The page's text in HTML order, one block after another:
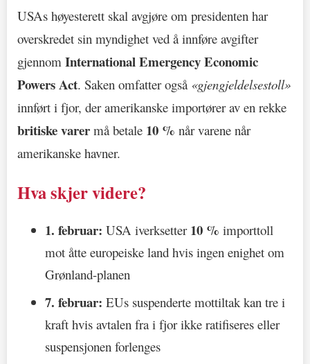
USAs høyesterett skal avgjøre om presidenten har
overskredet sin myndighet ved å innføre avgifter
gjennom International Emergency Economic
Powers Act. Saken omfatter også «gjengjeldelsestoll»
innført i fjor, der amerikanske importører av en rekke
britiske varer må betale 10 % når varene når
amerikanske havner.
Hva skjer videre?
1. februar: USA iverksetter 10 % importtoll
mot åtte europeiske land hvis ingen enighet om
Grønland-planen
7. februar: EUs suspenderte mottiltak kan tre i
kraft hvis avtalen fra i fjor ikke ratifiseres eller
suspensjonen forlenges